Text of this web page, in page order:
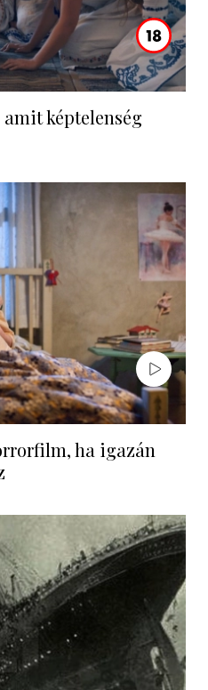
képtelenség
ha igazán